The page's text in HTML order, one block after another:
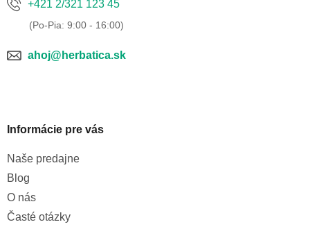
+421 2/321 123 45
ahoj@herbatica.sk
Informácie pre vás
Naše predajne
Blog
O nás
Časté otázky